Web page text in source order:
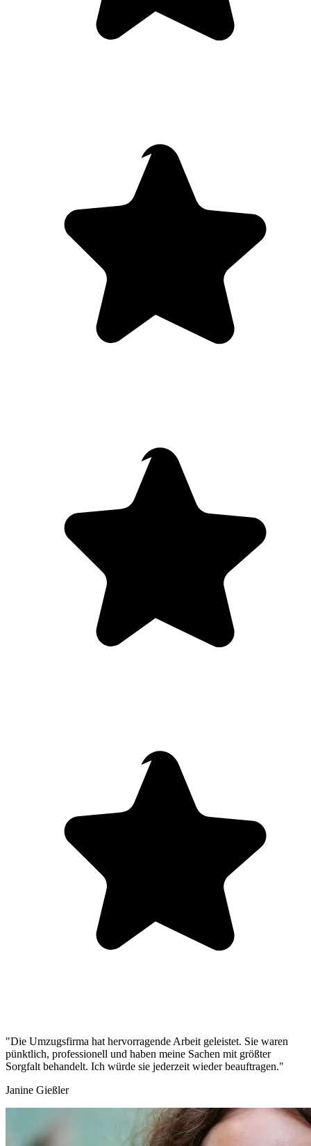
"Die Umzugsfirma hat hervorragende Arbeit geleistet. Sie waren
pünktlich, professionell und haben meine Sachen mit größter
Sorgfalt behandelt. Ich würde sie jederzeit wieder beauftragen."
Janine Gießler